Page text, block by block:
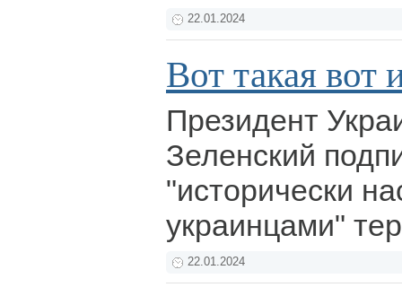
22.01.2024
Вот такая вот
Президент
Зеленский
"исторически
украинцами"
22.01.2024